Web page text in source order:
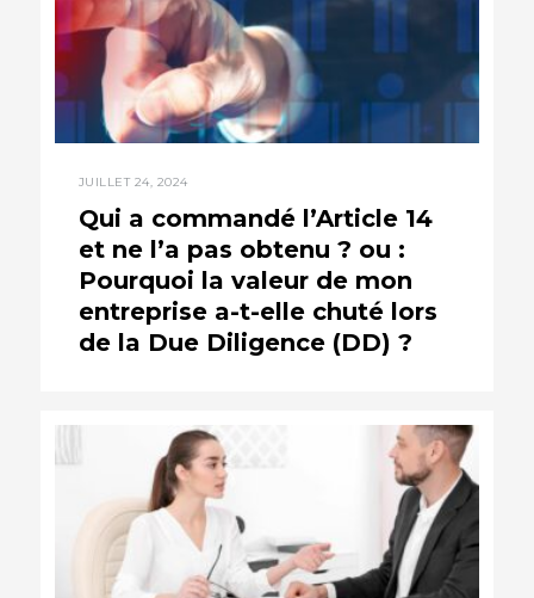
JUILLET 24, 2024
Qui a commandé l’Article 14
et ne l’a pas obtenu ? ou :
Pourquoi la valeur de mon
entreprise a-t-elle chuté lors
de la Due Diligence (DD) ?